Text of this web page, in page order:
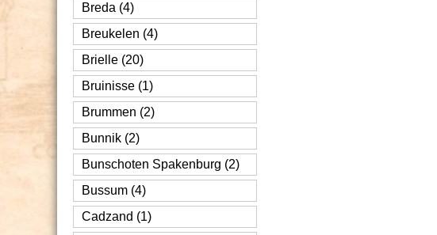
Breda (4)
Breukelen (4)
Brielle (20)
Bruinisse (1)
Brummen (2)
Bunnik (2)
Bunschoten Spakenburg (2)
Bussum (4)
Cadzand (1)